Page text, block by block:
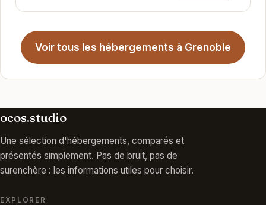
Voir tous les hébergements à Grenoble
ocos.studio
Une sélection d'hébergements, comparés et
présentés simplement. Pas de bruit, pas de
surenchère : les informations utiles pour choisir.
EXPLORER